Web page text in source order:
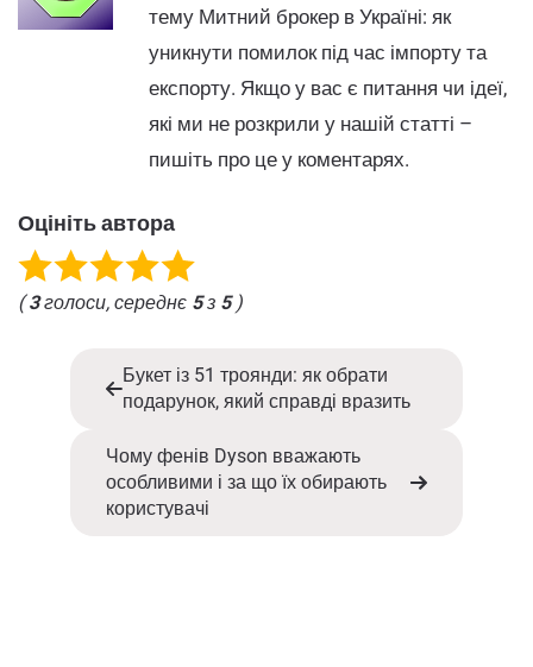
тему Митний брокер в Україні: як
уникнути помилок під час імпорту та
експорту. Якщо у вас є питання чи ідеї,
які ми не розкрили у нашій статті –
пишіть про це у коментарях.
Оцініть автора
(3голоси, середнє 5з 5)
Букет із 51 троянди: як обрати
подарунок, який справді вразить
Чому фенів Dyson вважають
особливими і за що їх обирають
користувачі